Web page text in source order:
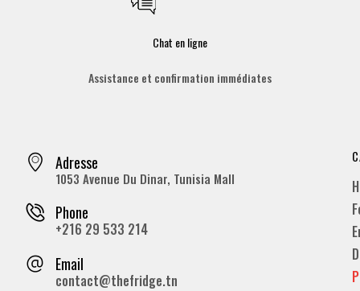
Chat en ligne
Assistance et confirmation immédiates
Adresse
1053 Avenue Du Dinar, Tunisia Mall
Phone
+216 29 533 214
Email
contact@thefridge.tn